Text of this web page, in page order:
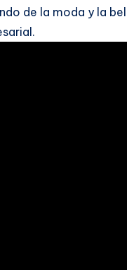
de la moda y la